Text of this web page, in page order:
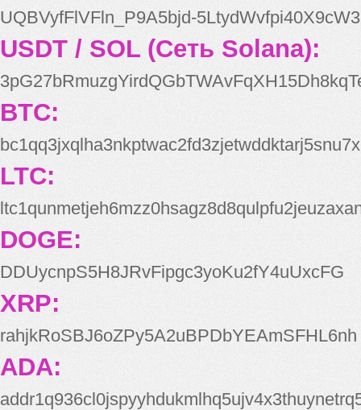
UQBVyfFlVFln_P9A5bjd-
USDT / SOL (Сеть Solana):
BTC:
bc1qq3jxqlha3nkptwac2fd3zjetwddktarj5snu7x
LTC:
DOGE:
DDUycnpS5H8JRvFipgc3yoKu2fY4uUxcFG
XRP:
rahjkRoSBJ6oZPy5A2uBPDbYEAmSFHL6nh
ADA: